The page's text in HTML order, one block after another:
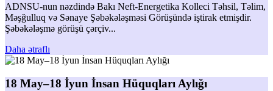
ADNSU-nun nəzdində Bakı Neft-Energetika Kolleci Təhsil, Təlim,
Məşğulluq və Sənaye Şəbəkələşməsi Görüşündə iştirak etmişdir.
Şəbəkələşmə görüşü çərçiv...
Daha ətraflı
18 May–18 İyun İnsan Hüquqları Aylığı